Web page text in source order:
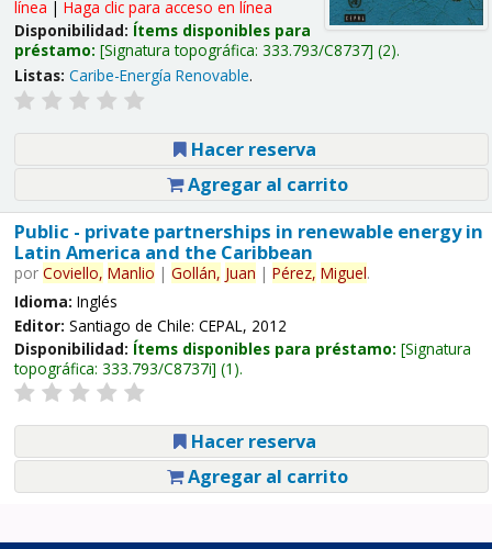
línea | Haga clic para acceso en línea
Disponibilidad: Ítems disponibles para
préstamo: Signatura topográfica: 333.793/C8737 (2).
Listas: Caribe-Energía Renovable.
Hacer reserva
Agregar al carrito
Public - private partnerships in renewable energy in
Latin America and the Caribbean
por Coviello, Manlio | Gollán, Juan | Pérez, Miguel.
Idioma: Inglés
Editor: Santiago de Chile: CEPAL, 2012
Disponibilidad: Ítems disponibles para préstamo: Signatura
topográfica: 333.793/C8737i (1).
Hacer reserva
Agregar al carrito